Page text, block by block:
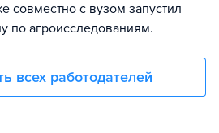
совместно с вузом запустил
по агроисследованиям.
всех работодателей